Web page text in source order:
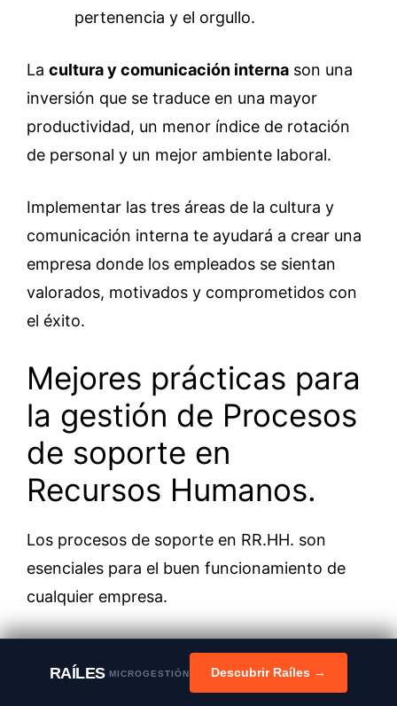
pertenencia y el orgullo.
La cultura y comunicación interna son una
inversión que se traduce en una mayor
productividad, un menor índice de rotación
de personal y un mejor ambiente laboral.
Implementar las tres áreas de la cultura y
comunicación interna te ayudará a crear una
empresa donde los empleados se sientan
valorados, motivados y comprometidos con
el éxito.
Mejores prácticas para
la gestión de Procesos
de soporte en
Recursos Humanos.
Los procesos de soporte en RR.HH. son
esenciales para el buen funcionamiento de
cualquier empresa.
Estos procesos incluyen tareas como la
gestión de nóminas, la contratación de
RAÍLESMICROGESTIÓN Descubrir Raíles →